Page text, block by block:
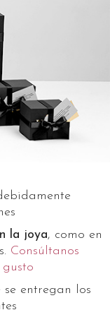
la joya, como en
Consúltanos
entregan los